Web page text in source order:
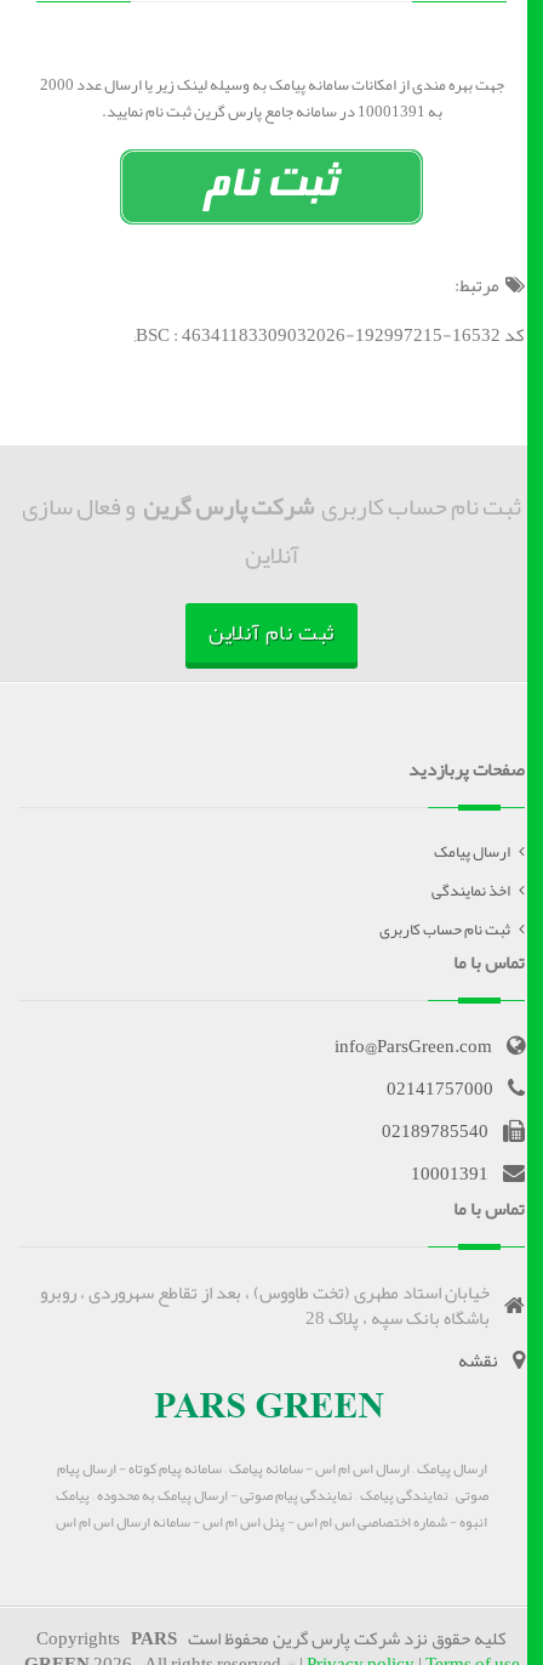
جهت بهره مندی از امکانات سامانه پیامک به وسیله لینک زیر یا ارسال عدد 2000
به 10001391 در سامانه جامع پارس گرین ثبت نام نمایید.
مرتبط:
کد BSC : 46341183309032026-192997215-16532;
ثبت نام حساب کاربریشرکت پارس گرینو فعال سازی
آنلاین
ثبت نام آنلاین
صفحات پربازدید
ارسال پیامک
اخذ نمایندگی
ثبت نام حساب کاربری
تماس با ما
info@ParsGreen.com
02141757000
02189785540
10001391
تماس با ما
خیابان استاد مطهری (تخت طاووس) ، بعد از تقاطع سهروردی ، روبرو
باشگاه بانک سپه ، پلاک 28
نقشه
ارسال پیامک – ارسال اس ام اس - سامانه پیامک – سامانه پیام کوتاه - ارسال پیام
صوتی – نمایندگی پیامک – نمایندگی پیام صوتی - ارسال پیامک به محدوده – پیامک
انبوه - شماره اختصاصی اس ام اس - پنل اس ام اس - سامانه ارسال اس ام اس
کلیه حقوق نزد شرکت پارس گرین محفوظ است CopyrightsPARS